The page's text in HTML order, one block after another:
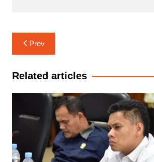
Navigasi
pos
Prev
Related articles